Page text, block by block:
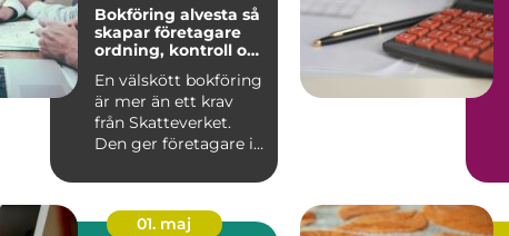
Bokföring alvesta så
skapar företagare
ordning, kontroll och
En välskött bokföring
är mer än ett krav
från Skatteverket.
Den ger företagare i
01. maj